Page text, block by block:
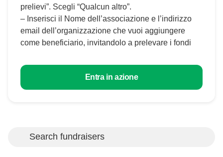
prelievi”. Scegli “Qualcun altro”.
– Inserisci il Nome dell’associazione e l’indirizzo
email dell’organizzazione che vuoi aggiungere
come beneficiario, invitandolo a prelevare i fondi
Entra in azione